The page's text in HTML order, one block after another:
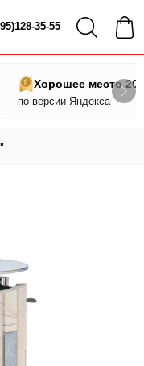
35-55
Хорошее место
по версии Яндекса